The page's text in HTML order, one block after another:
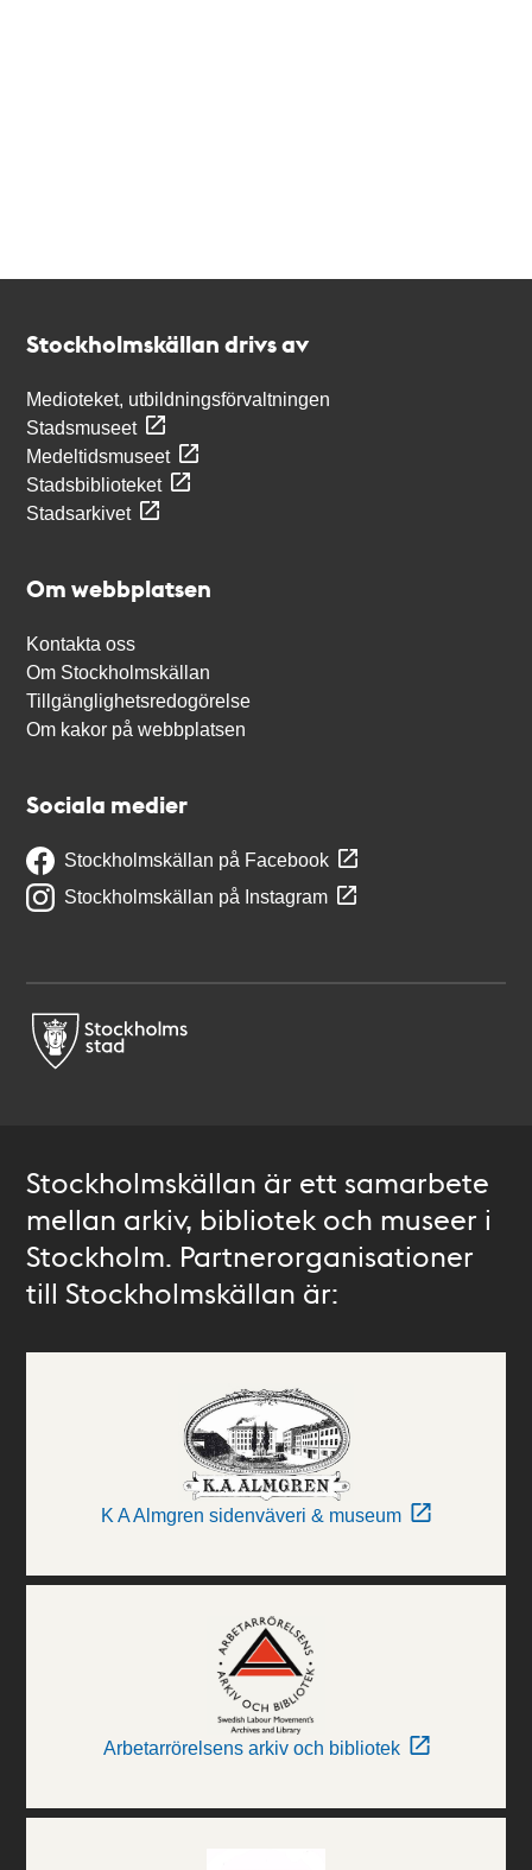
Stockholmskällan drivs av
Medioteket, utbildningsförvaltningen
Stadsmuseet
Medeltidsmuseet
Stadsbiblioteket
Stadsarkivet
Om webbplatsen
Kontakta oss
Om Stockholmskällan
Tillgänglighetsredogörelse
Om kakor på webbplatsen
Sociala medier
Stockholmskällan på Facebook
Stockholmskällan på Instagram
Stockholmskällan är ett samarbete
mellan arkiv, bibliotek och museer i
Stockholm. Partnerorganisationer
till Stockholmskällan är:
K A Almgren sidenväveri & museum
Arbetarrörelsens arkiv och bibliotek